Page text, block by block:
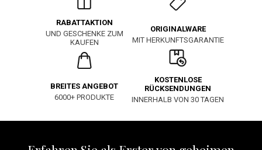
RABATTAKTION
UND GESCHENKE ZUM
KAUFEN
ORIGINALWARE
MIT HERKUNFTSGARANTIE
BREITES ANGEBOT
6000+ PRODUKTE
KOSTENLOSE
RÜCKSENDUNGEN
INNERHALB VON 30 TAGEN